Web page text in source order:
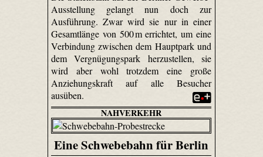
Ausstellung gelangt nun doch zur
Ausführung. Zwar wird sie nur in einer
Gesamtlänge von 500 m errichtet, um eine
Verbindung zwischen dem Hauptpark und
dem Vergnügungspark herzustellen, sie
wird aber wohl trotzdem eine große
Anziehungskraft auf alle Besucher
ausüben.
NAHVERKEHR
Eine Schwebebahn für Berlin